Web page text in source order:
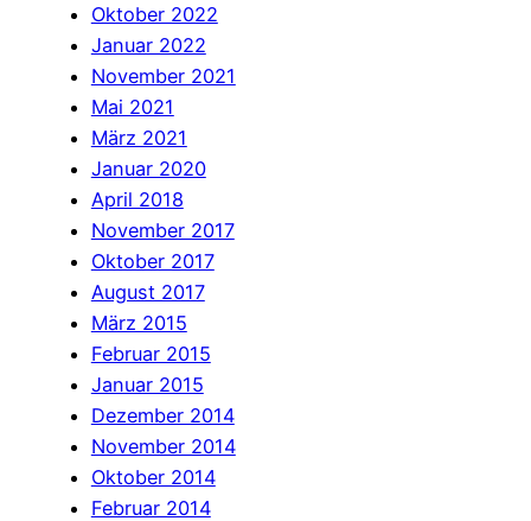
Oktober 2022
Januar 2022
November 2021
Mai 2021
März 2021
Januar 2020
April 2018
November 2017
Oktober 2017
August 2017
März 2015
Februar 2015
Januar 2015
Dezember 2014
November 2014
Oktober 2014
Februar 2014